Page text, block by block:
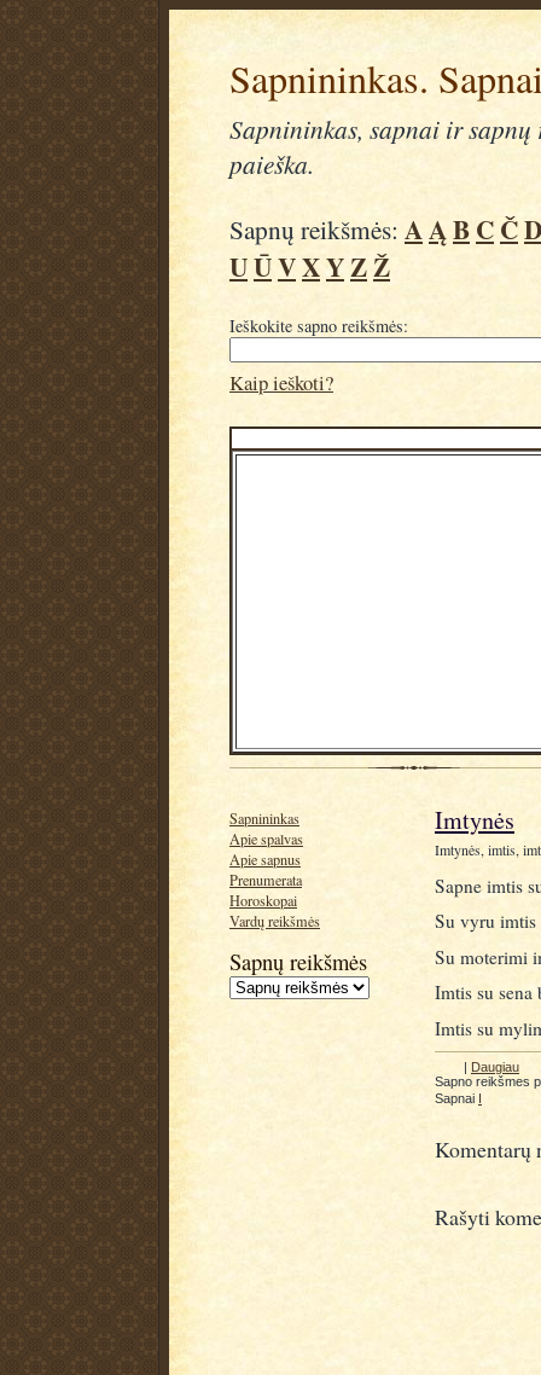
Sapnininkas.
Sapnininkas, sapnai ir
paieška.
Sapnų reikšmės: AĄBCČD
UŪVXYZŽ
Ieškokite sapno reikšmės:
Kaip ieškoti?
Sapnininkas
Apie spalvas
Apie sapnus
Prenumerata
Horoskopai
Vardų reikšmės
Sapnų reikšmės
Imtynės
Imtynės, imtis,
Sapne imtis
Su vyru
Su moterimi
Imtis su sena
Imtis su
Daugiau
Sapno reikšmes
Sapnai I
Komentarų
Rašyti